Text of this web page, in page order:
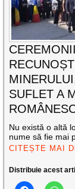
SUFLET A
Nu există o altă
nume să fie mai
CITEȘTE MAI
Distribuie acest